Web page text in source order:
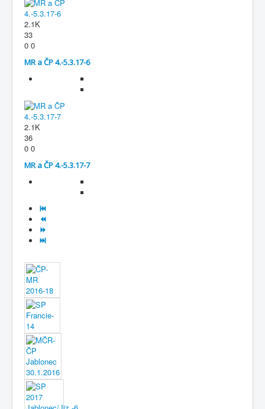
2.1K
33
0 0
MR a ČP 4.-5.3.17-6
2.1K
36
0 0
MR a ČP 4.-5.3.17-7